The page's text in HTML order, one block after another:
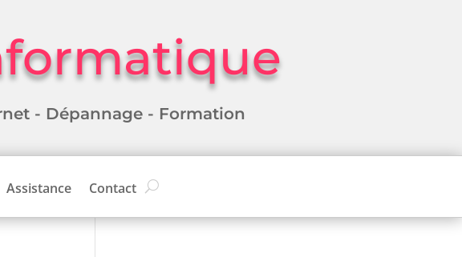
- Dépannage - Formation
Assistance Contact